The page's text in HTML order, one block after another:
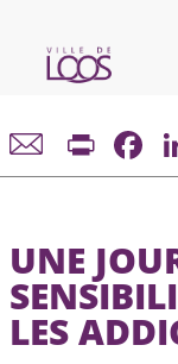
contenu
Main
VIE
CADRE
Print
UNE
LES